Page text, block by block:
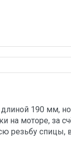
190 мм,
моторе, за
резьбу спицы,